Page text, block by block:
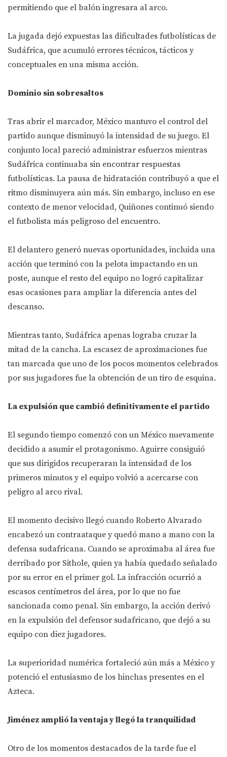
permitiendo que el balón ingresara al arco.
La jugada dejó expuestas las dificultades futbolísticas de
Sudáfrica, que acumuló errores técnicos, tácticos y
conceptuales en una misma acción.
Dominio sin sobresaltos
Tras abrir el marcador, México mantuvo el control del
partido aunque disminuyó la intensidad de su juego. El
conjunto local pareció administrar esfuerzos mientras
Sudáfrica continuaba sin encontrar respuestas
futbolísticas. La pausa de hidratación contribuyó a que el
ritmo disminuyera aún más. Sin embargo, incluso en ese
contexto de menor velocidad, Quiñones continuó siendo
el futbolista más peligroso del encuentro.
El delantero generó nuevas oportunidades, incluida una
acción que terminó con la pelota impactando en un
poste, aunque el resto del equipo no logró capitalizar
esas ocasiones para ampliar la diferencia antes del
descanso.
Mientras tanto, Sudáfrica apenas lograba cruzar la
mitad de la cancha. La escasez de aproximaciones fue
tan marcada que uno de los pocos momentos celebrados
por sus jugadores fue la obtención de un tiro de esquina.
La expulsión que cambió definitivamente el partido
El segundo tiempo comenzó con un México nuevamente
decidido a asumir el protagonismo. Aguirre consiguió
que sus dirigidos recuperaran la intensidad de los
primeros minutos y el equipo volvió a acercarse con
peligro al arco rival.
El momento decisivo llegó cuando Roberto Alvarado
encabezó un contraataque y quedó mano a mano con la
defensa sudafricana. Cuando se aproximaba al área fue
derribado por Sithole, quien ya había quedado señalado
por su error en el primer gol. La infracción ocurrió a
escasos centímetros del área, por lo que no fue
sancionada como penal. Sin embargo, la acción derivó
en la expulsión del defensor sudafricano, que dejó a su
equipo con diez jugadores.
La superioridad numérica fortaleció aún más a México y
potenció el entusiasmo de los hinchas presentes en el
Azteca.
Jiménez amplió la ventaja y llegó la tranquilidad
Otro de los momentos destacados de la tarde fue el